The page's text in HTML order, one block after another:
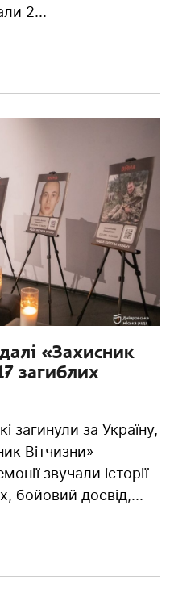
2...
«Захисник
загиблих
загинули за Україну,
Вітчизни»
звучали історії
бойовий досвід,...